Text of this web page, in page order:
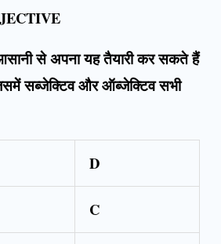
आसानी से अपना यह तैयारी कर सकते हैं
सब्जेक्टिव और ऑब्जेक्टिव सभी
D
C